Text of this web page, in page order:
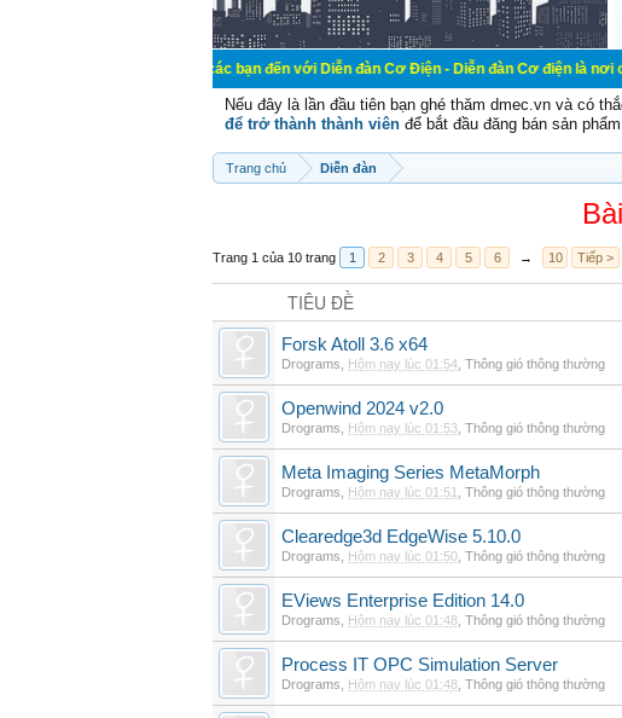
Chào mừng các bạn đến với Diễn đàn Cơ Điện - Diễn đàn Cơ điện là nơi chia sẽ
Nếu đây là lần đầu tiên bạn ghé thăm dmec.vn và có
để trở thành thành viên để bắt đầu đăng bán sản
Trang chủ Diễn đàn
Trang 1 của 10 trang 1 2 3 4 5 6 → 10 Tiếp >
TIÊU ĐỀ
Forsk Atoll 3.6 x64
Drograms Hôm nay lúc 01:54 Thông gió thông thường
Openwind 2024 v2.0
Drograms Hôm nay lúc 01:53 Thông gió thông thường
Meta Imaging Series MetaMorph
Drograms Hôm nay lúc 01:51 Thông gió thông thường
Clearedge3d EdgeWise 5.10.0
Drograms Hôm nay lúc 01:50 Thông gió thông thường
EViews Enterprise Edition 14.0
Drograms Hôm nay lúc 01:48 Thông gió thông thường
Process IT OPC Simulation Server
Drograms Hôm nay lúc 01:48 Thông gió thông thường